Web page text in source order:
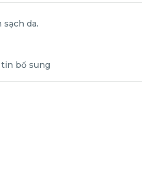
sạch da.
bổ sung